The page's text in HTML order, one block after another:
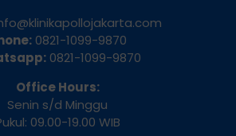
0821-1099-9870
Office Hours:
Senin s/d Minggu